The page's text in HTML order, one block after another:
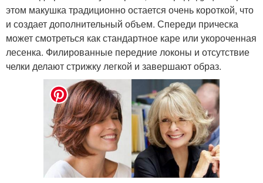
этом макушка традиционно остается очень короткой, что
и создает дополнительный объем. Спереди прическа
может смотреться как стандартное каре или укороченная
лесенка. Филированные передние локоны и отсутствие
челки делают стрижку легкой и завершают образ.